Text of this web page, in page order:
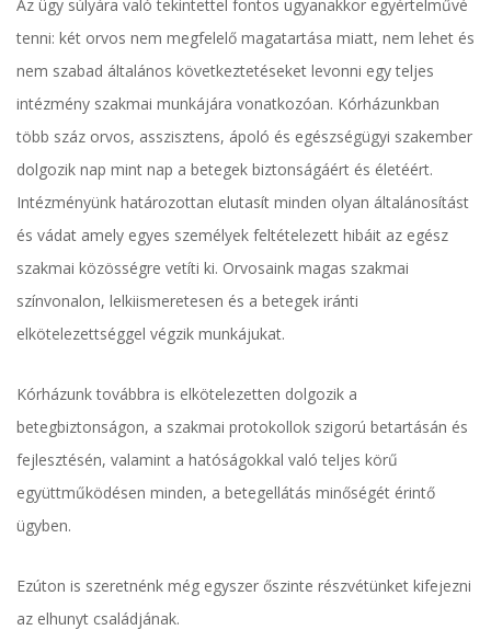
Az ügy súlyára való tekintettel fontos ugyanakkor egyértelművé
tenni: két orvos nem megfelelő magatartása miatt, nem lehet és
nem szabad általános következtetéseket levonni egy teljes
intézmény szakmai munkájára vonatkozóan. Kórházunkban
több száz orvos, asszisztens, ápoló és egészségügyi szakember
dolgozik nap mint nap a betegek biztonságáért és életéért.
Intézményünk határozottan elutasít minden olyan általánosítást
és vádat amely egyes személyek feltételezett hibáit az egész
szakmai közösségre vetíti ki. Orvosaink magas szakmai
színvonalon, lelkiismeretesen és a betegek iránti
elkötelezettséggel végzik munkájukat.
Kórházunk továbbra is elkötelezetten dolgozik a
betegbiztonságon, a szakmai protokollok szigorú betartásán és
fejlesztésén, valamint a hatóságokkal való teljes körű
együttműködésen minden, a betegellátás minőségét érintő
ügyben.
Ezúton is szeretnénk még egyszer őszinte részvétünket kifejezni
az elhunyt családjának.